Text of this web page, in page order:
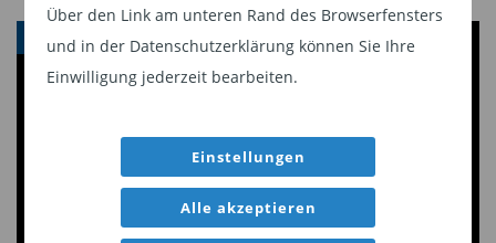
Über den Link am unteren Rand des Browserfensters
und in der Datenschutzerklärung können Sie Ihre
Einwilligung jederzeit bearbeiten.
Einstellungen
Alle akzeptieren
schützen, zumal sie oft in Nischenmärkten und
nicht auf dem Massenmarkt tätig
sind. Andererseits haben wir in der
Krisenzeiten und bei Finanzmarktturbulenzen
stärker fallen als ihre Large-Cap-Pendants, sich
aber auch schneller und deutlicher erholen,
AKTIENFONDS